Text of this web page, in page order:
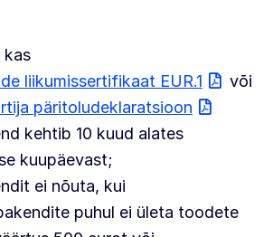
kas
liikumissertifikaat EUR.1
või
päritoludeklaratsioon
kehtib 10 kuud alates
kuupäevast;
ei nõuta, kui
puhul ei ületa toodete